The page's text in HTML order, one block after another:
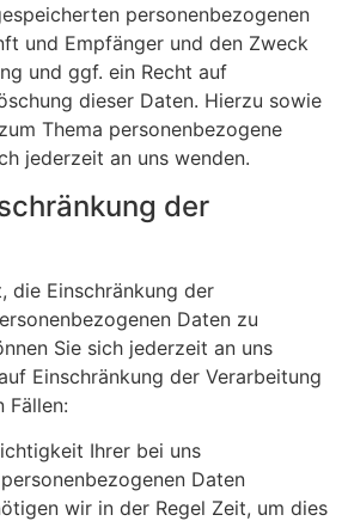
personenbezogenen
und Empfänger und den Zweck
und ggf. ein Recht auf
dieser Daten. Hierzu sowie
Thema personenbezogene
jederzeit an uns wenden.
der
die Einschränkung der
Daten zu
Sie sich jederzeit an uns
Einschränkung der Verarbeitung
Fällen:
Ihrer bei uns
Daten
wir in der Regel Zeit, um dies